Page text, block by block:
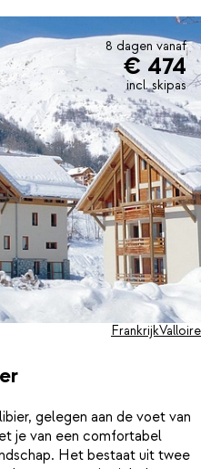
8 dagen vanaf
€ 474
incl. skipas
FrankrijkValloire
gelegen aan de voet van
je van een comfortabel
Het bestaat uit twee